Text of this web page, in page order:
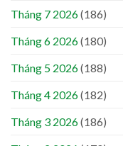
Tháng 7 2026(186)
Tháng 6 2026(180)
Tháng 5 2026(188)
Tháng 4 2026(182)
Tháng 3 2026(186)